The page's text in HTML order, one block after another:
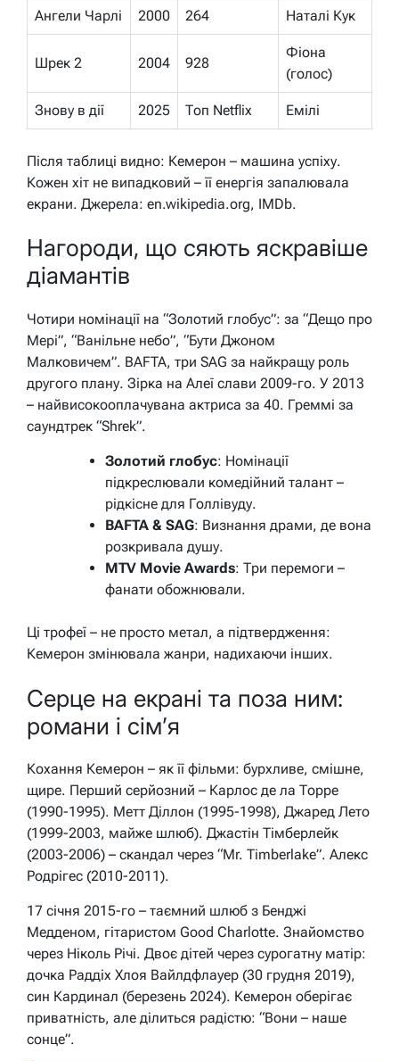
Ангели Чарлі 2000 264 Наталі Кук
Шрек 2 2004 928
Фіона
(голос)
Знову в дії 2025 Топ Netflix Емілі
Після таблиці видно: Кемерон – машина успіху.
Кожен хіт не випадковий – її енергія запалювала
екрани. Джерела: en.wikipedia.org, IMDb.
Нагороди, що сяють яскравіше
діамантів
Чотири номінації на “Золотий глобус”: за “Дещо про
Мері”, “Ванільне небо”, “Бути Джоном
Малковичем”. BAFTA, три SAG за найкращу роль
другого плану. Зірка на Алеї слави 2009-го. У 2013
– найвисокооплачувана актриса за 40. Греммі за
саундтрек “Shrek”.
Золотий глобус: Номінації
підкреслювали комедійний талант –
рідкісне для Голлівуду.
BAFTA & SAG: Визнання драми, де вона
розкривала душу.
MTV Movie Awards: Три перемоги –
фанати обожнювали.
Ці трофеї – не просто метал, а підтвердження:
Кемерон змінювала жанри, надихаючи інших.
Серце на екрані та поза ним:
романи і сім’я
Кохання Кемерон – як її фільми: бурхливе, смішне,
щире. Перший серйозний – Карлос де ла Торре
(1990-1995). Метт Діллон (1995-1998), Джаред Лето
(1999-2003, майже шлюб). Джастін Тімберлейк
(2003-2006) – скандал через “Mr. Timberlake”. Алекс
Родрігес (2010-2011).
17 січня 2015-го – таємний шлюб з Бенджі
Медденом, гітаристом Good Charlotte. Знайомство
через Ніколь Річі. Двоє дітей через сурогатну матір:
дочка Раддix Хлоя Вайлдфлауер (30 грудня 2019),
син Кардинал (березень 2024). Кемерон оберігає
приватність, але ділиться радістю: “Вони – наше
сонце”.